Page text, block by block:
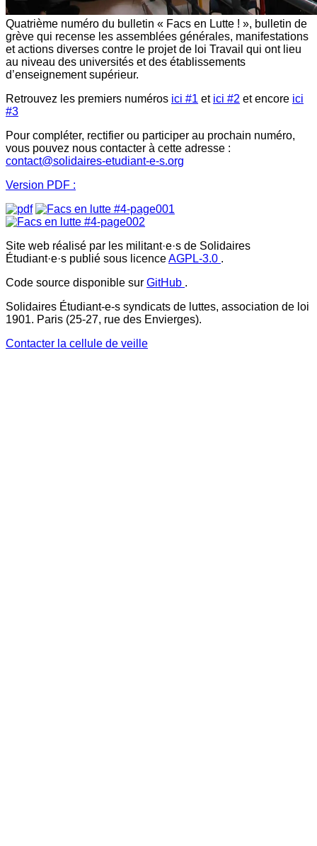
Quatrième numéro du bulletin « Facs en Lutte ! », bulletin de
grève qui recense les assemblées générales, manifestations
et actions diverses contre le projet de loi Travail qui ont lieu
au niveau des universités et des établissements
d’enseignement supérieur.
Retrouvez les premiers numéros ici #1 et ici #2 et encore ici
#3
Pour compléter, rectifier ou participer au prochain numéro,
vous pouvez nous contacter à cette adresse :
contact@solidaires-etudiant-e-s.org
Version PDF :
Site web réalisé par les militant·e·s de Solidaires
Étudiant·e·s publié sous licenceAGPL-3.0 .
Code source disponible sur GitHub .
Solidaires Étudiant-e-s syndicats de luttes, association de loi
1901. Paris (25-27, rue des Envierges).
Contacter la cellule de veille